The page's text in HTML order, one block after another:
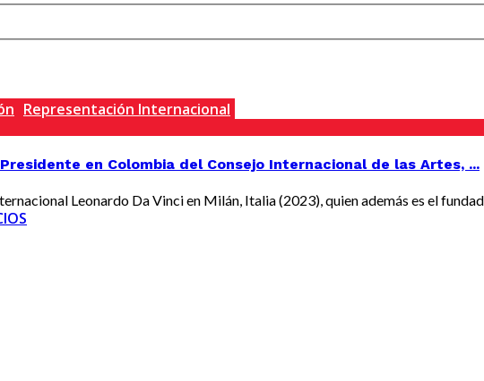
Representación Internacional
en Colombia del Consejo Internacional de las Artes, ...
Leonardo Da Vinci en Milán, Italia (2023), quien además es el